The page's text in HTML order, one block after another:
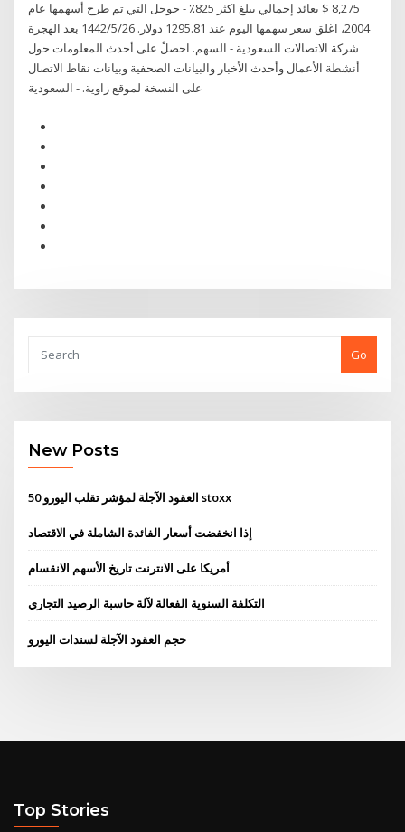
8,275 $ بعائد إجمالي يبلغ اكثر 825٪ - جوجل التي تم طرح أسهمها عام
2004، اغلق سعر سهمها اليوم عند 1295.81 دولار. 26‏‏/5‏‏/1442 بعد الهجرة
شركة الاتصالات السعودية - السهم. احصلْ على أحدث المعلومات حول
أنشطة الأعمال وأحدث الأخبار والبيانات الصحفية وبيانات نقاط الاتصال
على النسخة لموقع زاوية. - السعودية
Go
New Posts
العقود الآجلة لمؤشر تقلب اليورو 50 stoxx
إذا انخفضت أسعار الفائدة الشاملة في الاقتصاد
أمريكا على الانترنت تاريخ الأسهم الانقسام
التكلفة السنوية الفعالة لآلة حاسبة الرصيد التجاري
حجم العقود الآجلة لسندات اليورو
Top Stories